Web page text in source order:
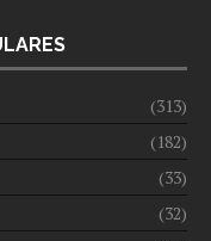
(313)
(182)
(33)
(32)